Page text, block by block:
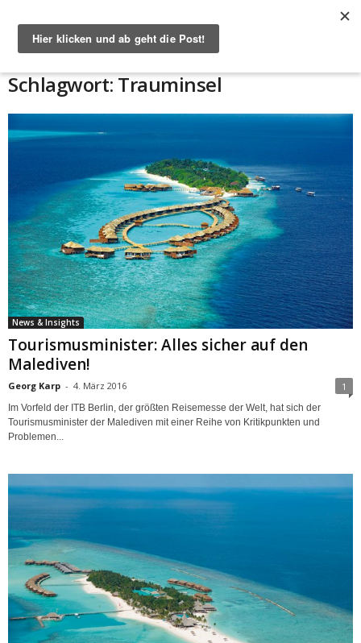
Schlagwort: Trauminsel
News & Insights
Tourismusminister: Alles sicher auf den
Malediven!
Georg Karp - 4. März 2016 1
Im Vorfeld der ITB Berlin, der größten Reisemesse der Welt, hat sich der
Tourismusminister der Malediven mit einer Reihe von Kritikpunkten und
Problemen...